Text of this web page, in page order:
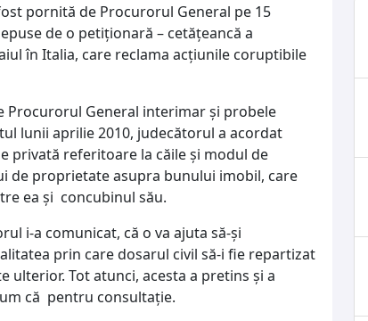
pornită de Procurorul General pe 15
de o petiţionară – cetăţeancă a
în Italia, care reclama acţiunile coruptibile
Procurorul General interimar şi probele
lunii aprilie 2010, judecătorul a acordat
privată referitoare la căile şi modul de
de proprietate asupra bunului imobil, care
ea şi concubinul său.
i-a comunicat, că o va ajuta să-şi
prin care dosarul civil să-i fie repartizat
ulterior. Tot atunci, acesta a pretins şi a
că pentru consultaţie.